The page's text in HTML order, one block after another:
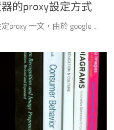
器的proxy設定方式
proxy 一文，由於 google ...